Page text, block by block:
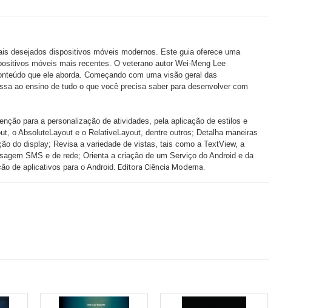
desejados dispositivos móveis modernos. Este guia oferece uma
móveis mais recentes. O veterano autor Wei-Meng Lee
que ele aborda. Começando com uma visão geral das
ao ensino de tudo o que você precisa saber para desenvolver com
para a personalização de atividades, pela aplicação de estilos e
o AbsoluteLayout e o RelativeLayout, dentre outros; Detalha maneiras
do display; Revisa a variedade de vistas, tais como a TextView, a
SMS e de rede; Orienta a criação de um Serviço do Android e da
de aplicativos para o Android. Editora Ciência Moderna.